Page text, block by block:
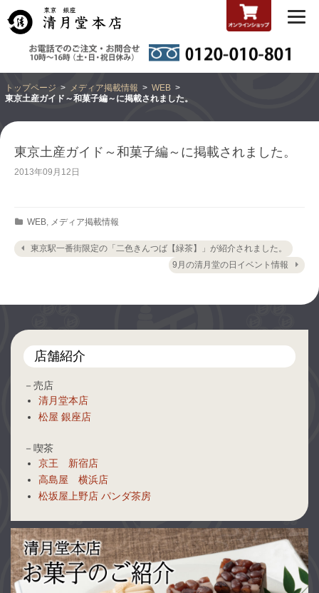
トップページ メディア掲載情報
WEB
東京土産ガイド～和菓子編～に掲載されました。
東京土産ガイド～和菓子編～に掲載されました。
2013年09月12日
Categories
WEB, メディア掲載情報
Post navigation
東京駅一番街限定の「二色きんつば【緑茶】」が紹介されました。
9月の清月堂の日イベント情報
店舗紹介
－売店
清月堂本店
松屋 銀座店
－喫茶
京王 新宿店
高島屋 横浜店
松坂屋上野店 パンダ茶房